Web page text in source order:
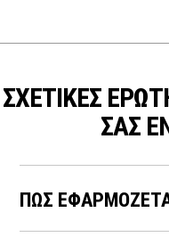
ΣΧΕΤΙΚΕΣ
ΣΑΣ
ΠΩΣ